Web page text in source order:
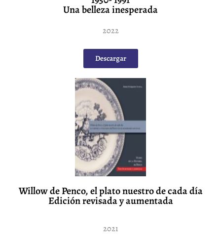
Una belleza inesperada
2022
Descargar
Willow de Penco, el plato nuestro de cada día
Edición revisada y aumentada
2021